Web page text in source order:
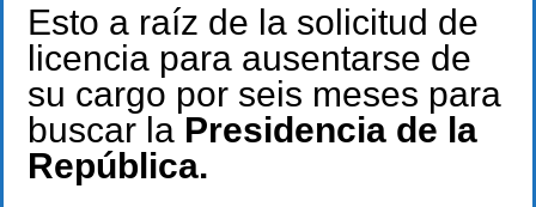
Esto a raíz de la solicitud de
licencia para ausentarse de
su cargo por seis meses para
buscar la Presidencia de la
República.